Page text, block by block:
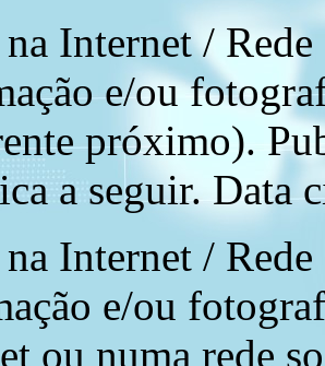
Internet /
e/ou
próximo).
a seguir. Data
Internet /
e/ou
ou numa rede